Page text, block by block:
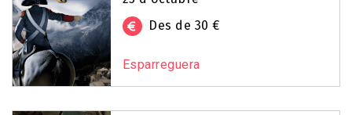
Des de 30 €
Esparreguera